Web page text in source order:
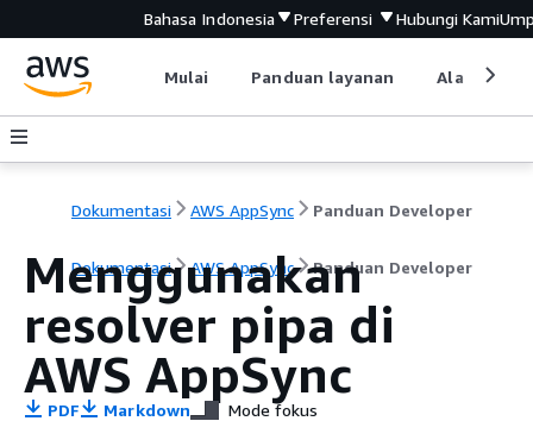
Bahasa Indonesia Preferensi Hubungi Kami
Mulai Panduan layanan Alat
Dokumentasi AWS AppSync Panduan Developer
Dokumentasi AWS AppSync Panduan Developer
Menggunakan
resolver pipa di
AWS AppSync
PDF Markdown Mode fokus